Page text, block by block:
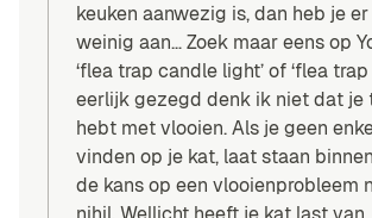
keuken aanwezig is, dan heb je
weinig aan… Zoek maar eens op
‘flea trap candle light’ of ‘flea
eerlijk gezegd denk ik niet dat je
hebt met vlooien. Als je geen
vinden op je kat, laat staan
de kans op een vlooienprobleem